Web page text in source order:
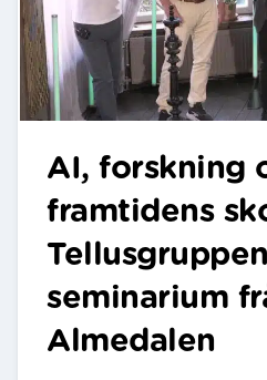
AI, forskning
framtidens
seminarium
Almedalen